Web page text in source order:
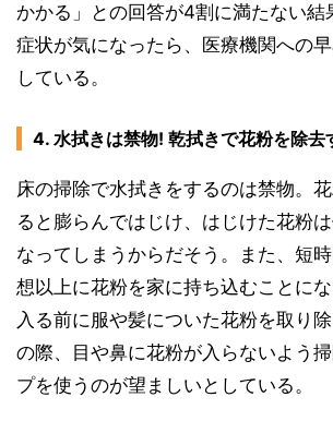
かかる」との回答が4割に満たない結
症状が気になったら、医療機関への
している。
4. 水拭きは禁物! 乾拭きで花粉を除去
床の掃除で水拭きをするのは禁物。
ると膨らんではじけ、はじけた花粉
なってしまうからだそう。また、短
想以上に花粉を家に持ち込むことに
入る前に服や髪についた花粉を取り
の際、目や鼻に花粉が入らないよう
プを使うのが望ましいとしている。